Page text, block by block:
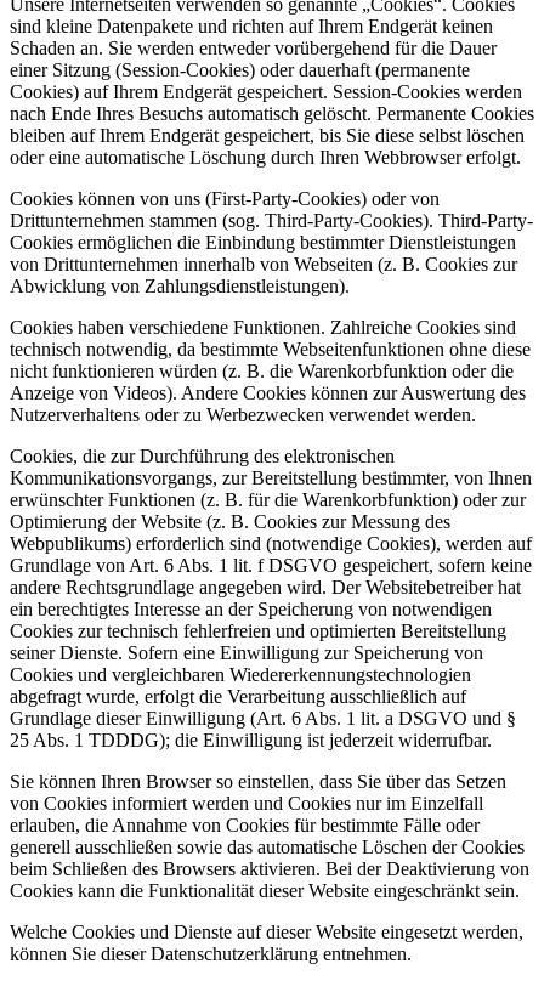
sind kleine Datenpakete und richten auf Ihrem Endgerät keinen
Schaden an. Sie werden entweder vorübergehend für die Dauer
einer Sitzung (Session-Cookies) oder dauerhaft (permanente
Cookies) auf Ihrem Endgerät gespeichert. Session-Cookies werden
nach Ende Ihres Besuchs automatisch gelöscht. Permanente Cookies
bleiben auf Ihrem Endgerät gespeichert, bis Sie diese selbst löschen
oder eine automatische Löschung durch Ihren Webbrowser erfolgt.
Cookies können von uns (First-Party-Cookies) oder von
Drittunternehmen stammen (sog. Third-Party-Cookies). Third-Party-
Cookies ermöglichen die Einbindung bestimmter Dienstleistungen
von Drittunternehmen innerhalb von Webseiten (z. B. Cookies zur
Abwicklung von Zahlungsdienstleistungen).
Cookies haben verschiedene Funktionen. Zahlreiche Cookies sind
technisch notwendig, da bestimmte Webseitenfunktionen ohne diese
nicht funktionieren würden (z. B. die Warenkorbfunktion oder die
Anzeige von Videos). Andere Cookies können zur Auswertung des
Nutzerverhaltens oder zu Werbezwecken verwendet werden.
Cookies, die zur Durchführung des elektronischen
Kommunikationsvorgangs, zur Bereitstellung bestimmter, von Ihnen
erwünschter Funktionen (z. B. für die Warenkorbfunktion) oder zur
Optimierung der Website (z. B. Cookies zur Messung des
Webpublikums) erforderlich sind (notwendige Cookies), werden auf
Grundlage von Art. 6 Abs. 1 lit. f DSGVO gespeichert, sofern keine
andere Rechtsgrundlage angegeben wird. Der Websitebetreiber hat
ein berechtigtes Interesse an der Speicherung von notwendigen
Cookies zur technisch fehlerfreien und optimierten Bereitstellung
seiner Dienste. Sofern eine Einwilligung zur Speicherung von
Cookies und vergleichbaren Wiedererkennungstechnologien
abgefragt wurde, erfolgt die Verarbeitung ausschließlich auf
Grundlage dieser Einwilligung (Art. 6 Abs. 1 lit. a DSGVO und §
25 Abs. 1 TDDDG); die Einwilligung ist jederzeit widerrufbar.
Sie können Ihren Browser so einstellen, dass Sie über das Setzen
von Cookies informiert werden und Cookies nur im Einzelfall
erlauben, die Annahme von Cookies für bestimmte Fälle oder
generell ausschließen sowie das automatische Löschen der Cookies
beim Schließen des Browsers aktivieren. Bei der Deaktivierung von
Cookies kann die Funktionalität dieser Website eingeschränkt sein.
Welche Cookies und Dienste auf dieser Website eingesetzt werden,
können Sie dieser Datenschutzerklärung entnehmen.